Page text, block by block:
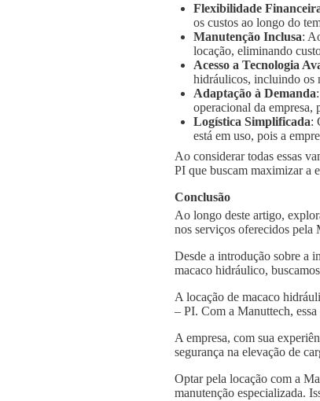
Flexibilidade
os custos ao longo do
Manutenção Inclusa:
locação, eliminando
Acesso a Tecnologia
hidráulicos, incluindo os
Adaptação à Demanda
operacional da empresa,
Logística Simplificada:
está em uso, pois a
Ao considerar todas essas
PI que buscam maximizar a
Conclusão
Ao longo deste artigo,
nos serviços oferecidos pela
Desde a introdução sobre a
macaco hidráulico,
A locação de macaco
– PI. Com a Manuttech,
A empresa, com sua
segurança na elevação de
Optar pela locação com a
manutenção especializada.